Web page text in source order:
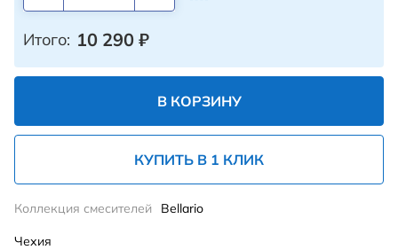
Итого: 10 290 ₽
В КОРЗИНУ
КУПИТЬ В 1 КЛИК
Коллекция смесителей Bellario
Чехия